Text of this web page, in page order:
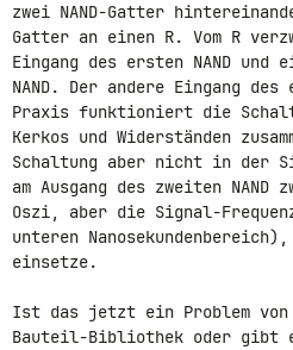
zwei NAND-Gatter
Gatter an einen R. Vom R
Eingang des ersten NAND und
NAND. Der andere Eingang
Praxis funktioniert die
Kerkos und Widerständen
Schaltung aber nicht in der
am Ausgang des zweiten
Oszi, aber die Signal-
unteren
einsetze.
Ist das jetzt ein Problem
Bauteil-Bibliothek oder gibt